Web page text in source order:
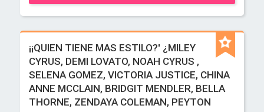
¡¡QUIEN TIENE MAS ESTILO?' ¿MILEY
CYRUS, DEMI LOVATO, NOAH CYRUS ,
SELENA GOMEZ, VICTORIA JUSTICE, CHINA
ANNE MCCLAIN, BRIDGIT MENDLER, BELLA
THORNE, ZENDAYA COLEMAN, PEYTON